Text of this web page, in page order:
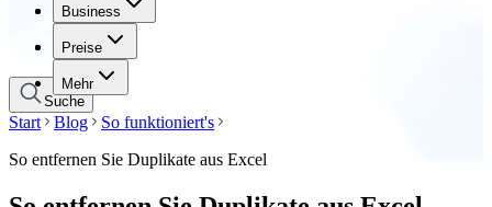
Business
Preise
Mehr
Business
Preise
Suche
Start Blog
So funktioniert's
So entfernen Sie Duplikate aus Excel